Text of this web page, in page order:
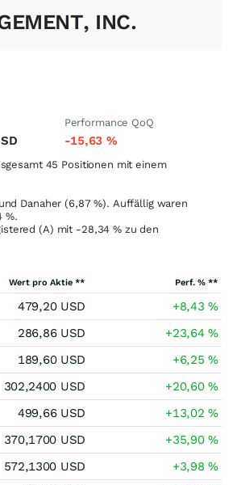
INC.
Performance QoQ
-15,63 %
45 Positionen mit einem
Danaher (6,87 %). Auffällig waren
%.
(A) mit -28,34% zu den
Wert pro Aktie ** Perf. % **
479,20 USD +8,43%
286,86 USD +23,64%
189,60 USD +6,25%
302,2400 USD +20,60%
499,66 USD +13,02%
370,1700 USD +35,90%
572,1300 USD +3,98%